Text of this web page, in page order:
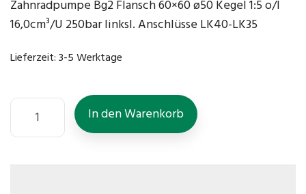
Zahnradpumpe Bg2 Flansch 60×60 ø50 Kegel 1:5 o/l
16,0cm³/U 250bar linksl. Anschlüsse LK40-LK35
Lieferzeit:3-5 Werktage
In den Warenkorb